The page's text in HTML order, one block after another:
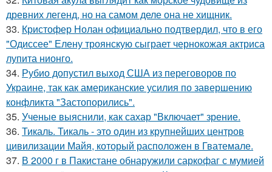
древних легенд, но на самом деле она не хищник.
33. Кристофер Нолан официально подтвердил, что в его
"Одиссее" Елену троянскую сыграет чернокожая актриса
лупита нионго.
34. Рубио допустил выход США из переговоров по
Украине, так как американские усилия по завершению
конфликта "Застопорились".
35. Ученые выяснили, как сахар "Включает" зрение.
36. Тикаль. Тикаль - это один из крупнейших центров
цивилизации Майя, который расположен в Гватемале.
37. В 2000 г в Пакистане обнаружили саркофаг с мумией